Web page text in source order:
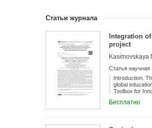
Статьи журнала
Integration
project
Статья научная
Introduction.
global
Toolbox for
platform,
ASSURE
Бесплатно